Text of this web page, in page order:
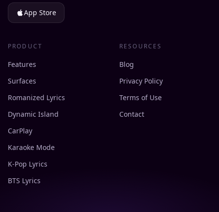
App Store
PRODUCT
Features
Surfaces
Romanized Lyrics
Dynamic Island
CarPlay
Karaoke Mode
K-Pop Lyrics
BTS Lyrics
RESOURCES
Blog
Privacy Policy
Terms of Use
Contact